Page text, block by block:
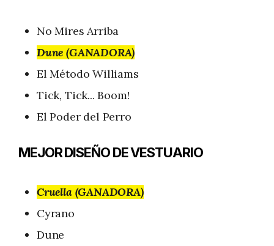
No Mires Arriba
Dune (GANADORA)
El Método Williams
Tick, Tick... Boom!
El Poder del Perro
MEJOR DISEÑO DE VESTUARIO
Cruella (GANADORA)
Cyrano
Dune